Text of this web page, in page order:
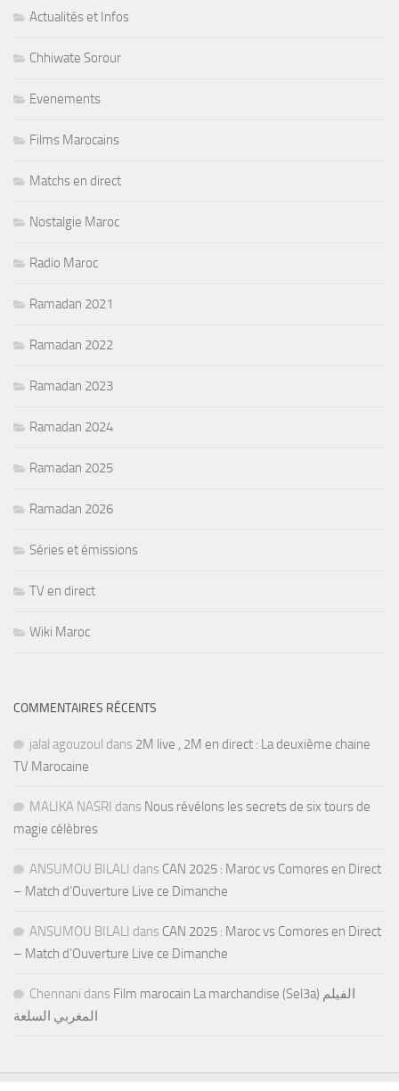
Actualités et Infos
Chhiwate Sorour
Evenements
Films Marocains
Matchs en direct
Nostalgie Maroc
Radio Maroc
Ramadan 2021
Ramadan 2022
Ramadan 2023
Ramadan 2024
Ramadan 2025
Ramadan 2026
Séries et émissions
TV en direct
Wiki Maroc
COMMENTAIRES RÉCENTS
jalal agouzoul dans 2M live , 2M en direct : La deuxième chaine
TV Marocaine
MALIKA NASRI dans Nous révélons les secrets de six tours de
magie célèbres
ANSUMOU BILALI dans CAN 2025 : Maroc vs Comores en Direct
– Match d’Ouverture Live ce Dimanche
ANSUMOU BILALI dans CAN 2025 : Maroc vs Comores en Direct
– Match d’Ouverture Live ce Dimanche
Chennani dans Film marocain La marchandise (Sel3a) الفيلم
المغربي السلعة